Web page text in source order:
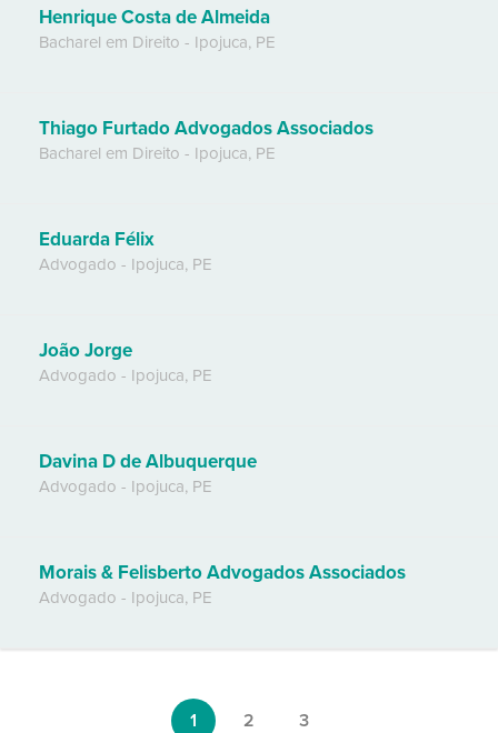
Henrique Costa de Almeida
Bacharel em Direito - Ipojuca, PE
Thiago Furtado Advogados Associados
Bacharel em Direito - Ipojuca, PE
Eduarda Félix
Advogado - Ipojuca, PE
João Jorge
Advogado - Ipojuca, PE
Davina D de Albuquerque
Advogado - Ipojuca, PE
Morais & Felisberto Advogados Associados
Advogado - Ipojuca, PE
1 2 3